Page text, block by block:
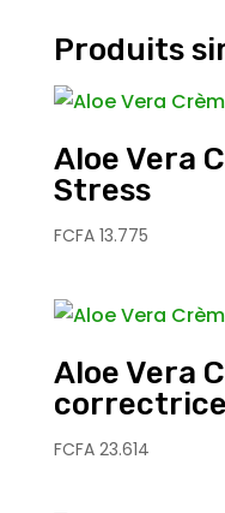
Produits
Aloe Vera
Stress
FCFA13.775
Aloe Vera
FCFA23.614